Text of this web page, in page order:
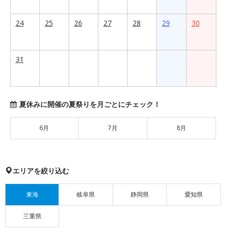
24 25 26 27 28 29 30
31
夏休みに開催の夏祭りを月ごとにチェック！
6月 7月 8月
エリアを絞り込む
東海 岐阜県 静岡県 愛知県
三重県